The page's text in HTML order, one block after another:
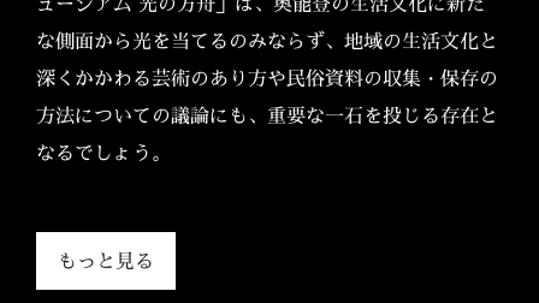
な側面から光を当てるのみならず、地域の生活文化と
深くかかわる芸術のあり方や民俗資料の収集・保存の
方法についての議論にも、重要な一石を投じる存在と
なるでしょう。
もっと見る